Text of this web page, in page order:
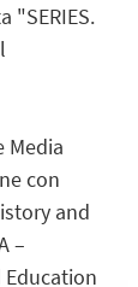
"SERIES.
Media
con
and
–